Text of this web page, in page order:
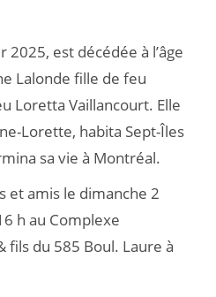
est décédée à l’âge
Lalonde fille de feu
Loretta Vaillancourt. Elle
Lorette, habita Sept-Îles
sa vie à Montréal.
et amis le dimanche 2
h au Complexe
fils du 585 Boul. Laure à